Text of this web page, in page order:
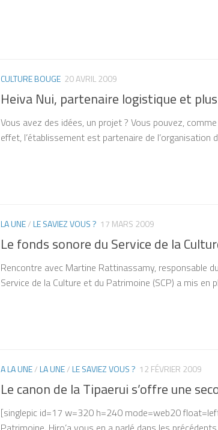
CULTURE BOUGE 20 AVRIL 2009
Heiva Nui, partenaire logistique et
Vous avez des idées, un projet ? Vous pouvez,
effet, l’établissement est partenaire de l’organisation
LA UNE/LE SAVIEZ VOUS ? 17 MARS 2009
Le fonds sonore du Service de la
Rencontre avec Martine Rattinassamy, responsable
Service de la Culture et du Patrimoine (SCP) a mis en
A LA UNE/LA UNE/LE SAVIEZ VOUS ? 12 FÉVRIER 2009
Le canon de la Tipaerui s’offre une
[singlepic id=17 w=320 h=240 mode=web20